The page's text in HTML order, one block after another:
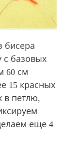
бисера
с базовых
60 см
15 красных
в петлю,
еще 4